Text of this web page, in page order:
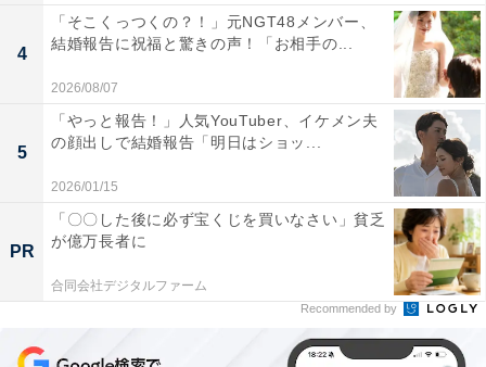
4
「そこくっつくの？！」元NGT48メンバー、
結婚報告に祝福と驚きの声！「お相手の...
2026/08/07
5
「やっと報告！」人気YouTuber、イケメン夫
の顔出しで結婚報告「明日はショッ...
2026/01/15
PR
「〇〇した後に必ず宝くじを買いなさい」貧乏
が億万長者に
合同会社デジタルファーム
Recommended by